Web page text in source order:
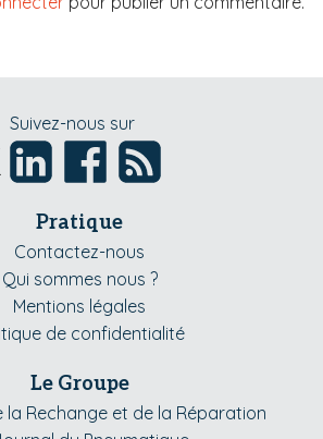
Suivez-nous sur
Pratique
Contactez-nous
Qui sommes nous ?
Mentions légales
de confidentialité
Le Groupe
la Rechange et de la Réparation